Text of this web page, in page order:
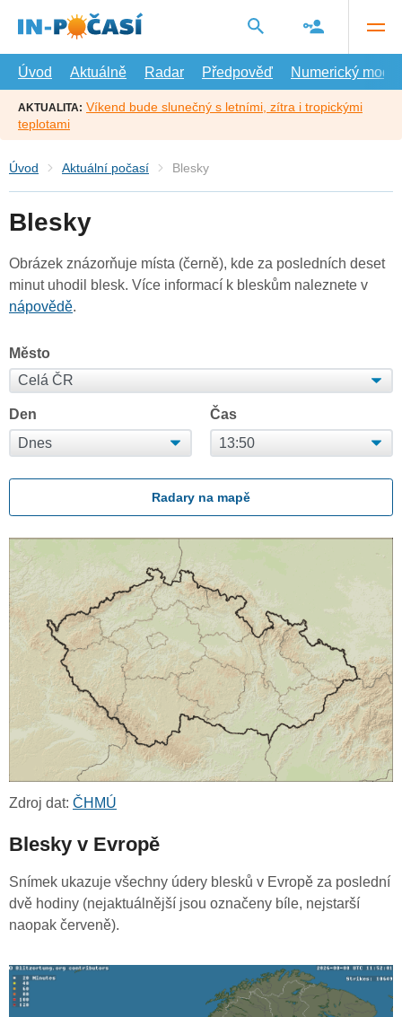
hlavní
Úvod
Aktuálně Radar Předpověď Numerický model
AKTUALITA: Víkend bude slunečný s letními, zítra i tropickými
teplotami
Úvod Aktuální počasí Blesky
Blesky
Obrázek znázorňuje místa (černě), kde za posledních deset
minut uhodil blesk. Více informací k bleskům naleznete v
nápovědě.
Město
Den Čas
Radary na mapě
Zdroj dat: ČHMÚ
Blesky v Evropě
Snímek ukazuje všechny údery blesků v Evropě za poslední
dvě hodiny (nejaktuálnější jsou označeny bíle, nejstarší
naopak červeně).